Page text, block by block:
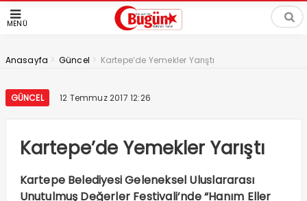
MENÜ
Anasayfa > Güncel > Kartepe’de Yemekler Yarıştı
GÜNCEL 12 Temmuz 2017 12:26
Kartepe’de Yemekler Yarıştı
Kartepe Belediyesi Geleneksel Uluslararası
Unutulmuş Değerler Festivali’nde “Hanım Eller